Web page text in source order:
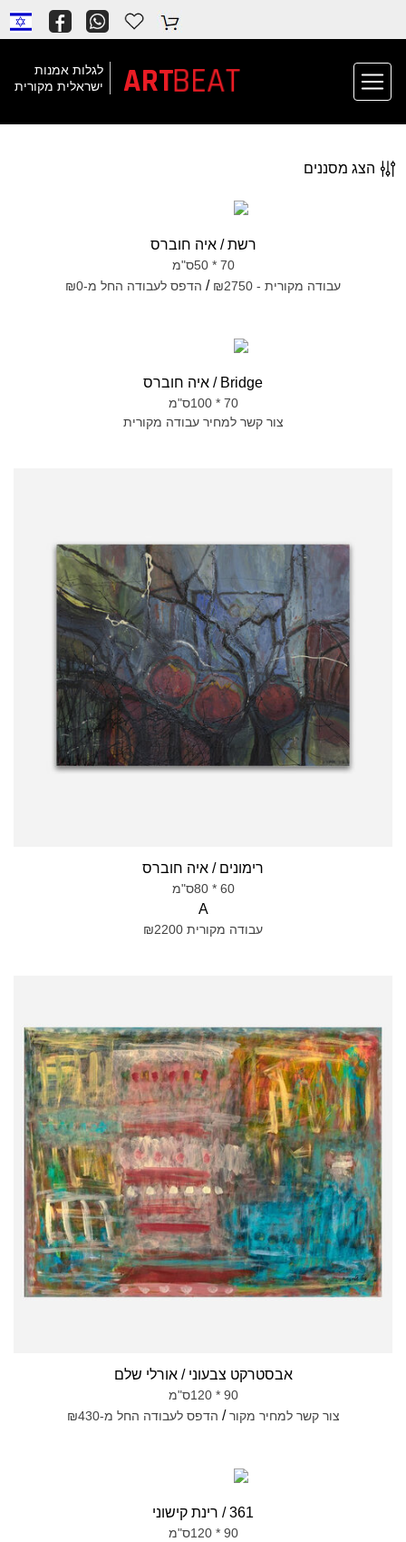
לגלות אמנות
ישראלית מקורית
ARTBEAT
הצג מסננים
רשת / איה חוברס
70 * 50ס"מ
עבודה מקורית - ₪2750
/ הדפס לעבודה החל מ-₪0
Bridge / איה חוברס
70 * 100ס"מ
צור קשר למחיר עבודה מקורית
רימונים / איה חוברס
60 * 80ס"מ
A
עבודה מקורית ₪2200
אבסטרקט צבעוני / אורלי שלם
90 * 120ס"מ
צור קשר למחיר מקור/ הדפס לעבודה החל מ-₪430
361 / רינת קישוני
90 * 120ס"מ